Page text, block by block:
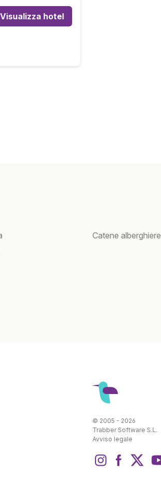
Visualizza hotel
Catene alberghiere
© 2005 - 2026
Trabber Software S.L.
Avviso legale